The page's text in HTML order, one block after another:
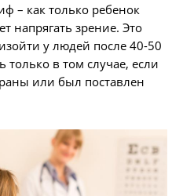
– как только ребенок
напрягать зрение. Это
у людей после 40-50
в том случае, если
или был поставлен